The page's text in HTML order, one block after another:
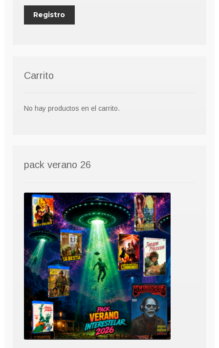
Carrito
No hay productos en el carrito.
pack verano 26